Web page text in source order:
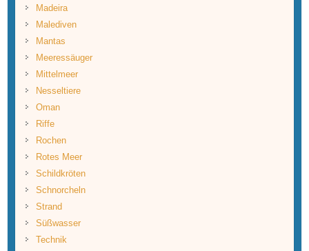
Madeira
Malediven
Mantas
Meeressäuger
Mittelmeer
Nesseltiere
Oman
Riffe
Rochen
Rotes Meer
Schildkröten
Schnorcheln
Strand
Süßwasser
Technik